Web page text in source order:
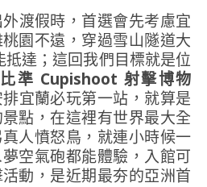
園不遠，穿過雪山隧道大
達；這回我們目標就是位
準 Cupishoot 射擊博物
宜蘭必玩第一站，就算是
點，在這裡有世界最大全
人憤怒鳥，就連小時候一
空氣砲都能體驗，入館可
動，是近期最夯的亞洲首